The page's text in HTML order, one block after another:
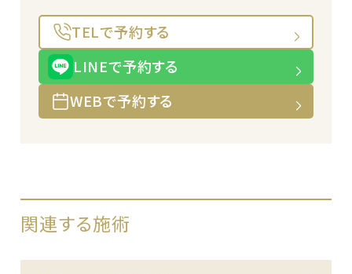
TELで予約する
LINEで予約する
WEBで予約する
関連する施術